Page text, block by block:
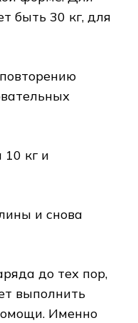
быть 30 кг, для
10 кг и
и снова
до тех пор,
выполнить
Именно